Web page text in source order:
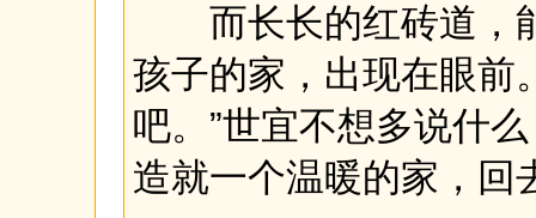
而长长的红砖道，
孩子的家，出现在眼前
吧。”世宜不想多说什
造就一个温暖的家，回